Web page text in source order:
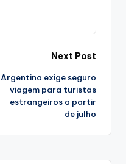
Next Post
Argentina exige seguro
viagem para turistas
estrangeiros a partir
de julho